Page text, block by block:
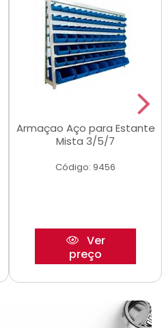
Armaçao Aço para Estante
Mista 3/5/7
Código: 9456
Ver
preço